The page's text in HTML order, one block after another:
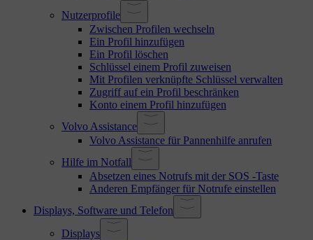
Nutzerprofile
Zwischen Profilen wechseln
Ein Profil hinzufügen
Ein Profil löschen
Schlüssel einem Profil zuweisen
Mit Profilen verknüpfte Schlüssel verwalten
Zugriff auf ein Profil beschränken
Konto einem Profil hinzufügen
Volvo Assistance
Volvo Assistance für Pannenhilfe anrufen
Hilfe im Notfall
Absetzen eines Notrufs mit der SOS -Taste
Anderen Empfänger für Notrufe einstellen
Displays, Software und Telefon
Displays